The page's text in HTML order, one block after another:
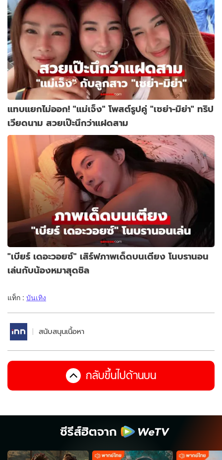
แทบแยกไม่ออก! "แม่เจ็ง" โพสต์รูปคู่ "เซย่า-มิย่า" ทริป
เวียดนาม สวยเป๊ะนึกว่าแฝดสาม
"เบียร์ เดอะวอยซ์" เสิร์ฟภาพเด็ดบนเตียง โนบรานอน
เล่นกับน้องหมาสุดชิล
แท็ก : บันเทิง
สนับสนุนเนื้อหา
กลับขึ้นไปด้านบน
ซีรีส์ฮิตจาก